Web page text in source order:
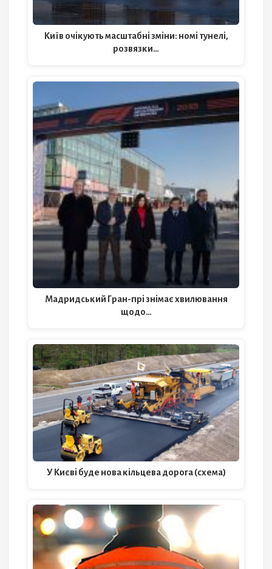
Київ очікують масштабні зміни: номі тунелі,
розвязки…
Мадридський Гран-прі знімає хвилювання
щодо…
У Києві буде нова кільцева дорога (схема)